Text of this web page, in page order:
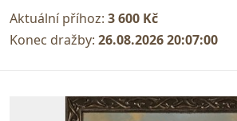
Aktuální příhoz: 3 600 Kč
Konec dražby: 26.08.2026 20:07:00